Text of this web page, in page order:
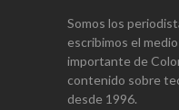
Somos los
escribimos el
importante de
contenido sobre
desde 1996.